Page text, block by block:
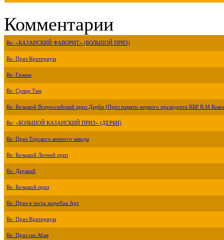
Комментарии
Re: «КАЗАНСКИЙ ФАВОРИТ» (БОЛЬШОЙ ПРИЗ)
Re: Приз Критериум
Re: Гизана
Re: Супер Тип
Re: Большой Всероссийский приз Дерби (Приз памяти первого президента КБР
Re: «БОЛЬШОЙ КАЗАНСКИЙ ПРИЗ» (ДЕРБИ)
Re: Приз Терского конного завода
Re: Большой Летний приз
Re: Дерзкий
Re: Большой приз
Re: Приз в честь жеребца Арт
Re: Приз Критериум
Re: Приз им.Абая